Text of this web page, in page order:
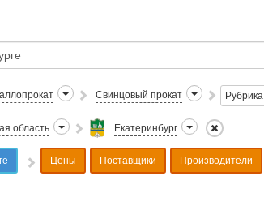
Свинцовый прокат Рубрика
область Екатеринбург
Цены Поставщики Производители